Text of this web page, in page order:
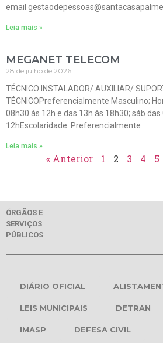
email
Leia mais »
MEGANET TELECOM
28 de julho de 2026
TÉCNICO INSTALADOR/ AUXILIAR/
TÉCNICOPreferencialmente Masculino;
08h30 às 12h e das 13h às 18h30; sáb das
12hEscolaridade: Preferencialmente
Leia mais »
« Anterior 1 2 3 4 5
ÓRGÃOS E
SERVIÇOS
PÚBLICOS
DIÁRIO OFICIAL
LEIS MUNICIPAIS DETRAN
IMASP DEFESA CIVIL